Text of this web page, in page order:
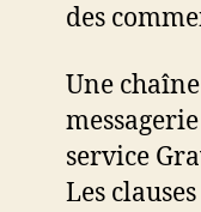
des
Une
service
Les